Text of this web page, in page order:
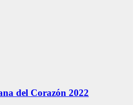
del Corazón 2022